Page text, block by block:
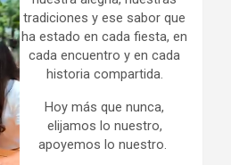
tradiciones y ese sabor que
ha estado en cada fiesta, en
cada encuentro y en cada
historia compartida.
Hoy más que nunca,
elijamos lo nuestro,
apoyemos lo nuestro.